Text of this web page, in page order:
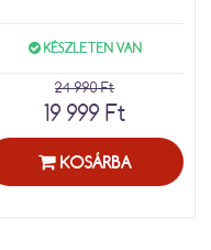
KÉSZLETEN VAN
24 990 Ft
19 999 Ft
KOSÁRBA